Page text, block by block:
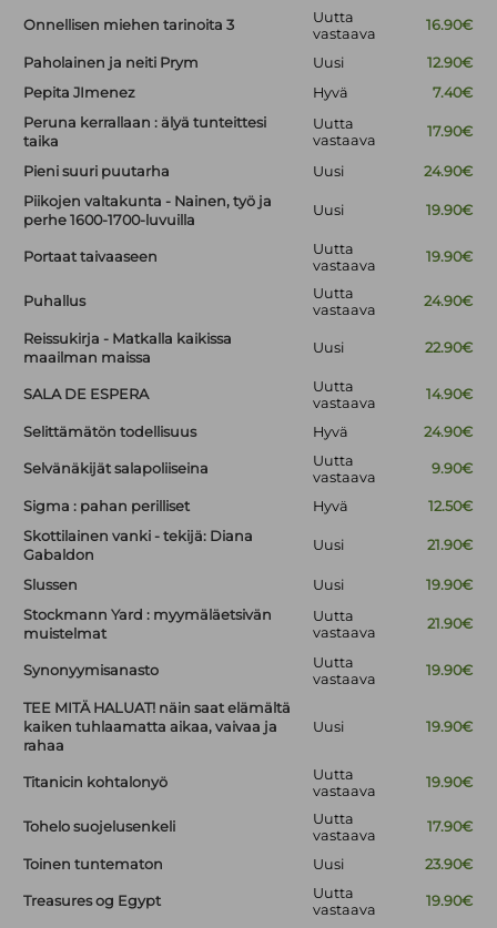
Onnellisen miehen tarinoita 3
Uutta
vastaava
16.90€
Paholainen ja neiti Prym Uusi
12.90€
Pepita JImenez
Hyvä
7.40€
Peruna kerrallaan : älyä tunteittesi
taika
Uutta
vastaava
17.90€
Pieni suuri puutarha Uusi
24.90€
Piikojen valtakunta - Nainen, työ ja
perhe 1600-1700-luvuilla
Uusi 19.90€
Portaat taivaaseen
Uutta
vastaava
19.90€
Puhallus
Uutta
vastaava
24.90€
Reissukirja - Matkalla kaikissa
maailman maissa
Uusi 22.90€
SALA DE ESPERA
Uutta
vastaava
14.90€
Selittämätön todellisuus Hyvä 24.90€
Selvänäkijät salapoliiseina
Uutta
vastaava
9.90€
Sigma : pahan perilliset Hyvä
12.50€
Skottilainen vanki - tekijä: Diana
Gabaldon
Uusi 21.90€
Slussen Uusi
19.90€
Stockmann Yard : myymäläetsivän
muistelmat
Uutta
vastaava
21.90€
Synonyymisanasto
Uutta
vastaava
19.90€
TEE MITÄ HALUAT! näin saat elämältä
kaiken tuhlaamatta aikaa, vaivaa ja
rahaa
Uusi 19.90€
Titanicin kohtalonyö
Uutta
vastaava
19.90€
Tohelo suojelusenkeli
Uutta
vastaava
17.90€
Toinen tuntematon Uusi 23.90€
Treasures og Egypt
Uutta
vastaava
19.90€